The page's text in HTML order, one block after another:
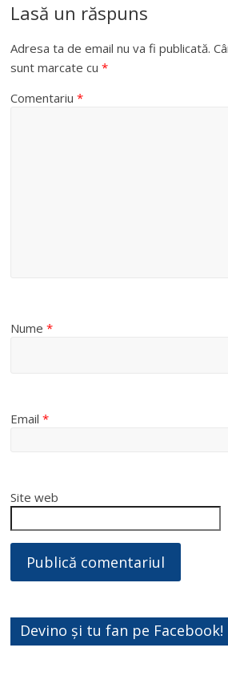
Lasă un răspuns
Adresa ta de email nu va fi publicată.
sunt marcate cu*
Comentariu*
Nume*
Email*
Site web
Devino și tu fan pe Facebook!